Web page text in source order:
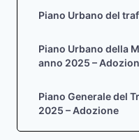
Piano Urbano del
Piano Urbano della
anno 2025 –
Piano Generale del
2025 – Adozione